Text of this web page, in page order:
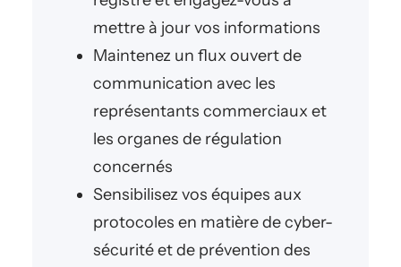
mettre à jour vos informations
Maintenez un flux ouvert de
communication avec les
représentants commerciaux et
les organes de régulation
concernés
Sensibilisez vos équipes aux
protocoles en matière de cyber-
sécurité et de prévention des